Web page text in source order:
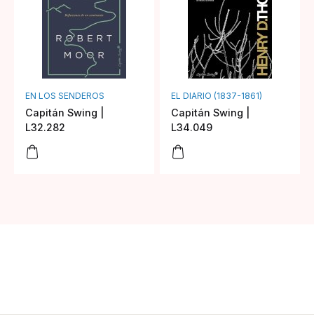
EN LOS SENDEROS
Capitán Swing |
L32.282
EL DIARIO (1837-1861)
Capitán Swing |
L34.049